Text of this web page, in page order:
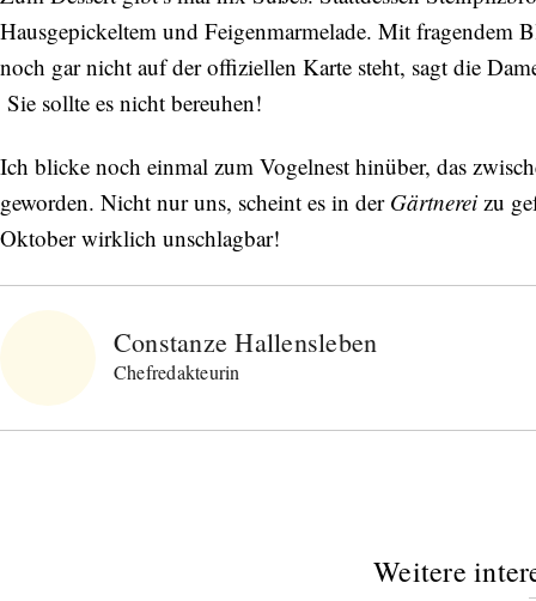
Hausgepickeltem und Feigenmarmelade. Mit fragendem
noch gar nicht auf der offiziellen Karte steht, sagt die
Sie sollte es nicht bereuhen!
Ich blicke noch einmal zum Vogelnest hinüber, das
geworden. Nicht nur uns, scheint es in der Gärtnerei zu
Oktober wirklich unschlagbar!
Constanze Hallensleben
Chefredakteurin
Weitere